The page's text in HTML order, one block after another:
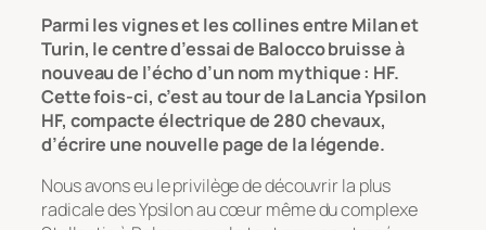
Parmi les vignes et les collines entre Milan et
Turin, le centre d’essai de Balocco bruisse à
nouveau de l’écho d’un nom mythique : HF.
Cette fois-ci, c’est au tour de la Lancia Ypsilon
HF, compacte électrique de 280 chevaux,
d’écrire une nouvelle page de la légende.
Nous avons eu le privilège de découvrir la plus
radicale des Ypsilon au cœur même du complexe